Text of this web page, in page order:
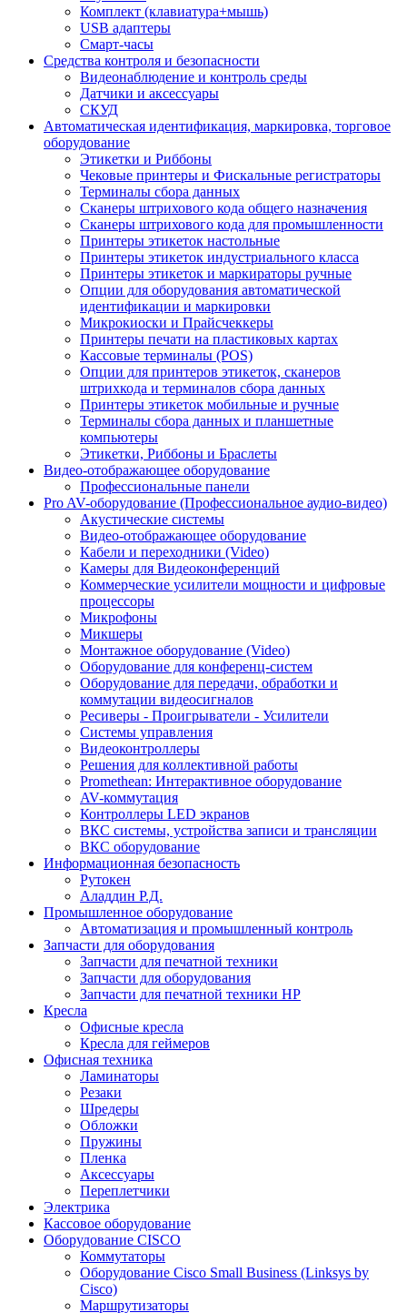
Комплект (клавиатура+мышь)
USB адаптеры
Смарт-часы
Средства контроля и безопасности
Видеонаблюдение и контроль среды
Датчики и аксессуары
СКУД
Автоматическая идентификация, маркировка, торговое
оборудование
Этикетки и Риббоны
Чековые принтеры и Фискальные регистраторы
Терминалы сбора данных
Сканеры штрихового кода общего назначения
Сканеры штрихового кода для промышленности
Принтеры этикеток настольные
Принтеры этикеток индустриального класса
Принтеры этикеток и маркираторы ручные
Опции для оборудования автоматической
идентификации и маркировки
Микрокиоски и Прайсчеккеры
Принтеры печати на пластиковых картах
Кассовые терминалы (POS)
Опции для принтеров этикеток, сканеров
штрихкода и терминалов сбора данных
Принтеры этикеток мобильные и ручные
Терминалы сбора данных и планшетные
компьютеры
Этикетки, Риббоны и Браслеты
Видео-отображающее оборудование
Профессиональные панели
Pro AV-оборудование (Профессиональное аудио-видео)
Акустические системы
Видео-отображающее оборудование
Кабели и переходники (Video)
Камеры для Видеоконференций
Коммерческие усилители мощности и цифровые
процессоры
Микрофоны
Микшеры
Монтажное оборудование (Video)
Оборудование для конференц-систем
Оборудование для передачи, обработки и
коммутации видеосигналов
Ресиверы - Проигрыватели - Усилители
Системы управления
Видеоконтроллеры
Решения для коллективной работы
Promethean: Интерактивное оборудование
AV-коммутация
Контроллеры LED экранов
ВКС системы, устройства записи и трансляции
ВКС оборудование
Информационная безопасность
Рутокен
Аладдин Р.Д.
Промышленное оборудование
Автоматизация и промышленный контроль
Запчасти для оборудования
Запчасти для печатной техники
Запчасти для оборудования
Запчасти для печатной техники HP
Кресла
Офисные кресла
Кресла для геймеров
Офисная техника
Ламинаторы
Резаки
Шредеры
Обложки
Пружины
Пленка
Аксессуары
Переплетчики
Электрика
Кассовое оборудование
Оборудование CISCO
Коммутаторы
Оборудование Cisco Small Business (Linksys by
Cisco)
Маршрутизаторы